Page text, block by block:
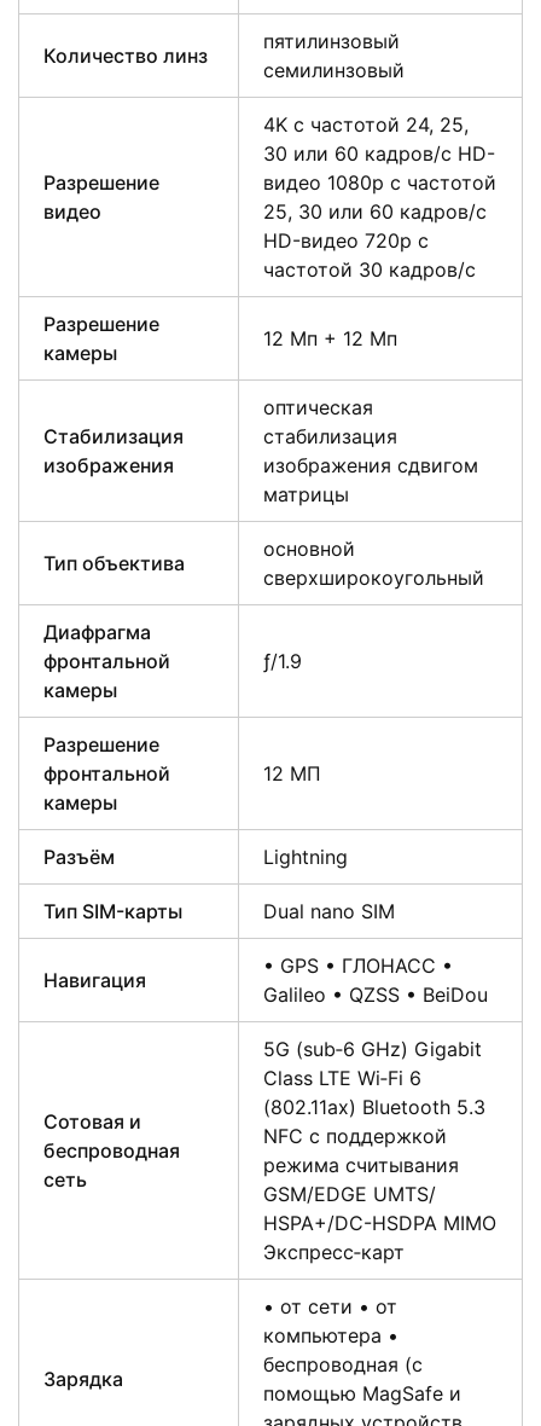
Количество линз
пятилинзовый
семилинзовый
Разрешение
видео
4K с частотой 24, 25,
30 или 60 кадров/ с HD-
видео 1080p с частотой
25, 30 или 60 кадров/ с
HD-видео 720p с
частотой 30 кадров/ с
Разрешение
камеры
12 Мп + 12 Мп
Стабилизация
изображения
оптическая
стабилизация
изображения сдвигом
матрицы
Тип объектива
основной
сверхширокоугольный
Диафрагма
фронтальной
камеры
ƒ/1.9
Разрешение
фронтальной
камеры
12 МП
Разъём Lightning
Тип SIM-карты Dual nano SIM
Навигация
• GPS • ГЛОНАСС •
Galileo • QZSS • BeiDou
Сотовая и
беспроводная
сеть
5G (sub‑6 GHz) Gigabit
Class LTE Wi‑Fi 6
(802.11ax) Bluetooth 5.3
NFC с поддержкой
режима считывания
GSM/EDGE UMTS/​
HSPA+/​DC-HSDPA MIMO
Экспресс‑карт
Зарядка
• от сети • от
компьютера •
беспроводная (с
помощью MagSafe и